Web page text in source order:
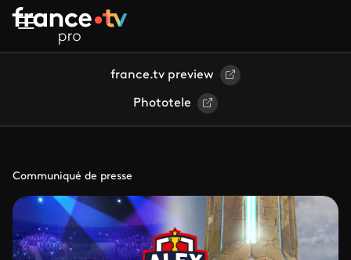
Aller au contenu principal
france.tv preview
Phototele
Communiqué de presse